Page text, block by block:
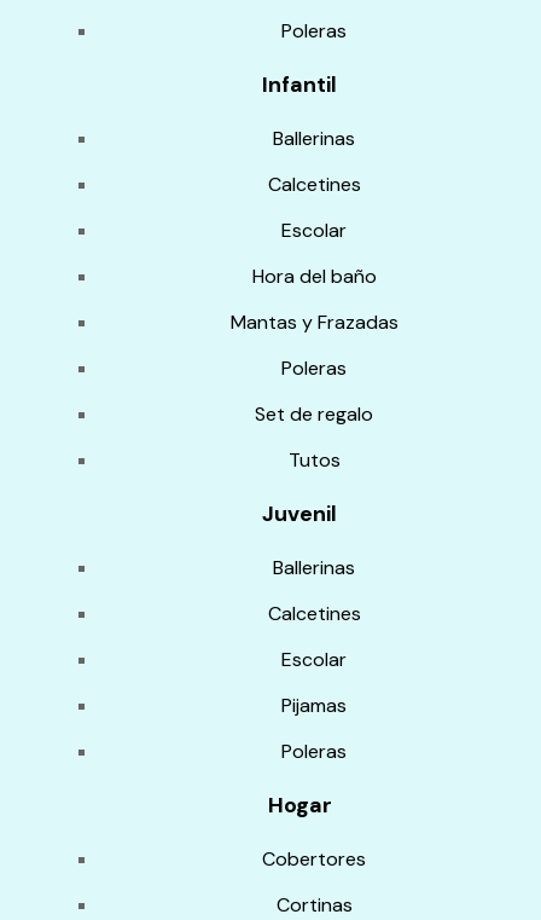
Poleras
Infantil
Ballerinas
Calcetines
Escolar
Hora del baño
Mantas y Frazadas
Poleras
Set de regalo
Tutos
Juvenil
Ballerinas
Calcetines
Escolar
Pijamas
Poleras
Hogar
Cobertores
Cortinas